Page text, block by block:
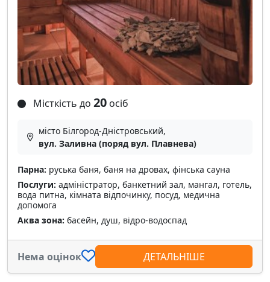
Місткість до 20 осіб
місто Білгород-Дністровський,
вул. Заливна (поряд вул. Плавнева)
Парна: руська баня, баня на дровах, фінська сауна
Послуги: адміністратор, банкетний зал, мангал, готель,
вода питна, кімната відпочинку, посуд, медична
допомога
Аква зона: басейн, душ, відро-водоспад
Нема оцінок ДЕТАЛЬНІШЕ